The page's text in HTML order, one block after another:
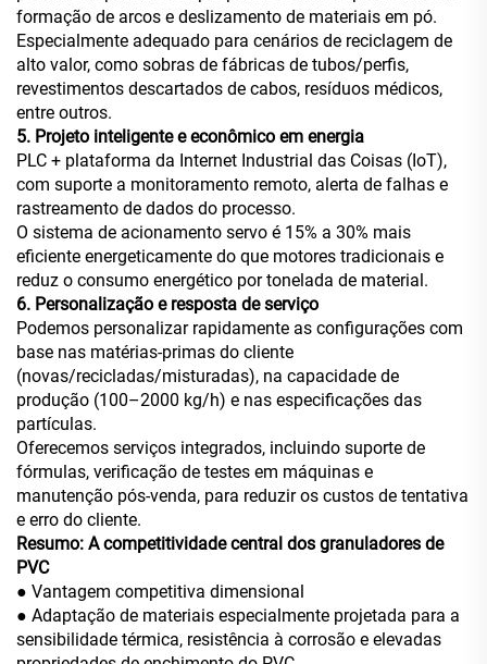
formação de arcos e deslizamento de materiais em pó.
Especialmente adequado para cenários de reciclagem de
alto valor, como sobras de fábricas de tubos/perfis,
revestimentos descartados de cabos, resíduos médicos,
entre outros.
5. Projeto inteligente e econômico em energia
PLC + plataforma da Internet Industrial das Coisas (IoT),
com suporte a monitoramento remoto, alerta de falhas e
rastreamento de dados do processo.
O sistema de acionamento servo é 15% a 30% mais
eficiente energeticamente do que motores tradicionais e
reduz o consumo energético por tonelada de material.
6. Personalização e resposta de serviço
Podemos personalizar rapidamente as configurações com
base nas matérias-primas do cliente
(novas/recicladas/misturadas), na capacidade de
produção (100–2000 kg/h) e nas especificações das
partículas.
Oferecemos serviços integrados, incluindo suporte de
fórmulas, verificação de testes em máquinas e
manutenção pós-venda, para reduzir os custos de tentativa
e erro do cliente.
Resumo: A competitividade central dos granuladores de
PVC
● Vantagem competitiva dimensional
● Adaptação de materiais especialmente projetada para a
sensibilidade térmica, resistência à corrosão e elevadas